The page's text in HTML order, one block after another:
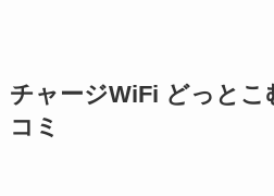
チャージWiFi どっとこ
コミ